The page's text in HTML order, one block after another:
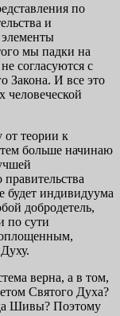
по
и
мы падки на
согласуются с
Закона. И все это
от теории к
больше начинаю
будет индивидуума
добродетель,
по сути
верна, а в том,
Святого Духа?
Шивы? Поэтому